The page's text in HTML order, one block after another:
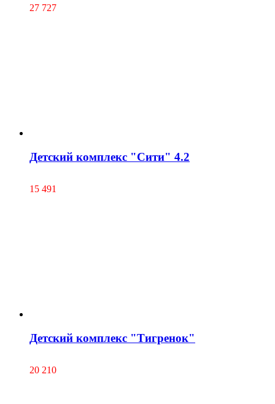
27 727
Детский комплекс "Сити" 4.2
15 491
Детский комплекс "Тигренок"
20 210